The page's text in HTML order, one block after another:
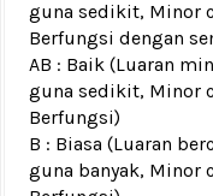
guna sedikit, Minor
Berfungsi dengan
AB : Baik (Luaran
guna sedikit, Minor
Berfungsi)
B : Biasa (Luaran
guna banyak, Minor